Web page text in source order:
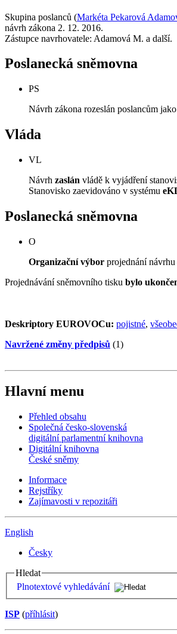
Skupina poslanců (Markéta Pekarová
návrh zákona 2. 12. 2016.
Zástupce navrhovatele: Adamová M. a další.
Poslanecká sněmovna
PS
Návrh zákona rozeslán poslancům
Vláda
VL
Návrh zaslán vládě k vyjádření
Stanovisko zaevidováno v systému
Poslanecká sněmovna
O
Organizační výbor projednání návrhu
Projednávání sněmovního tisku bylo
Deskriptory EUROVOCu: pojistné,
Navržené změny předpisů (1)
Hlavní menu
Přehled obsahu
Společná česko-slovenská
digitální parlamentní knihovna
Digitální knihovna
České sněmy
Informace
Rejstříky
Zajímavosti v repozitáři
English
Česky
Hledat
Plnotextové vyhledávání
ISP (příhlásit)